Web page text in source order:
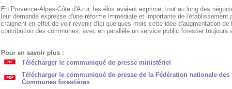
En Provence-Alpes-Côte d'Azur, les élus avaient exprimé, tout au long des
leur demande expresse d'une réforme immédiate et importante de l'établissement
craignent en effet de voir revenir d'ici quelques mois cette idée d'augmentation de
contribution des communes, avec en parallèle un service public forestier toujours
Pour en savoir plus :
Télécharger le communiqué de presse ministériel
Télécharger le communiqué de presse de la Fédération nationale des
Communes forestières